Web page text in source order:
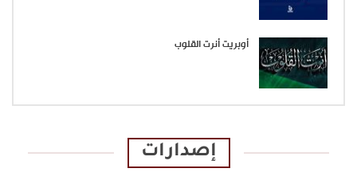
أوبريت أنرت القلوب
إصدارات